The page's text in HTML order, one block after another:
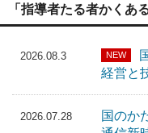
「指導者たる者かくあ
2026.08.3 NEW
経営と
2026.07.28
国のか